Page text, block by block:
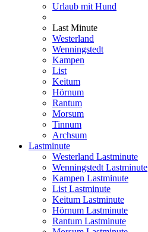
Urlaub mit Hund
Last Minute
Westerland
Wenningstedt
Kampen
List
Keitum
Hörnum
Rantum
Morsum
Tinnum
Archsum
Lastminute
Westerland Lastminute
Wenningstedt Lastminute
Kampen Lastminute
List Lastminute
Keitum Lastminute
Hörnum Lastminute
Rantum Lastminute